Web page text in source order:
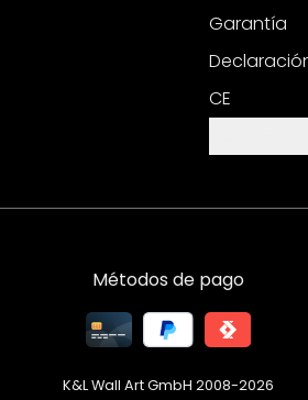
Garantía
CE
Métodos de pago
K&L Wall Art GmbH 2008-2026